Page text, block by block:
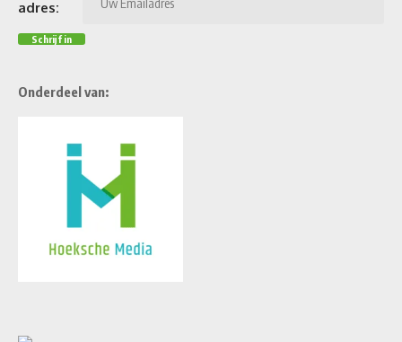
adres:
Onderdeel van: